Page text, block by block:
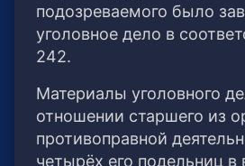
подозреваемого было
уголовное дело в
242.
Материалы уголовного
отношении старшего из
противоправной
четырёх его подельниц в